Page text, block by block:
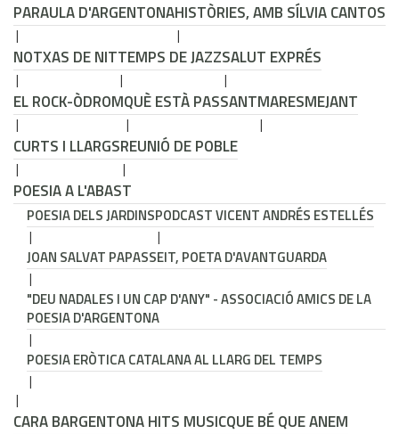
PARAULA D'ARGENTONAHISTÒRIES, AMB SÍLVIA CANTOS
NOTXAS DE NITTEMPS DE JAZZSALUT EXPRÉS
EL ROCK-ÒDROMQUÈ ESTÀ PASSANTMARESMEJANT
CURTS I LLARGSREUNIÓ DE POBLE
POESIA A L'ABAST
POESIA DELS JARDINSPODCAST VICENT ANDRÉS ESTELLÉS
JOAN SALVAT PAPASSEIT, POETA D'AVANTGUARDA
"DEU NADALES I UN CAP D'ANY" - ASSOCIACIÓ AMICS DE LA
POESIA D'ARGENTONA
POESIA ERÒTICA CATALANA AL LLARG DEL TEMPS
CARA BARGENTONA HITS MUSICQUE BÉ QUE ANEM